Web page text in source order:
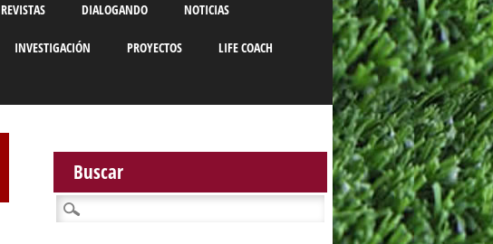
REVISTAS DIALOGANDO NOTICIAS
INVESTIGACIÓN PROYECTOS LIFE COACH
Buscar
Buscar: